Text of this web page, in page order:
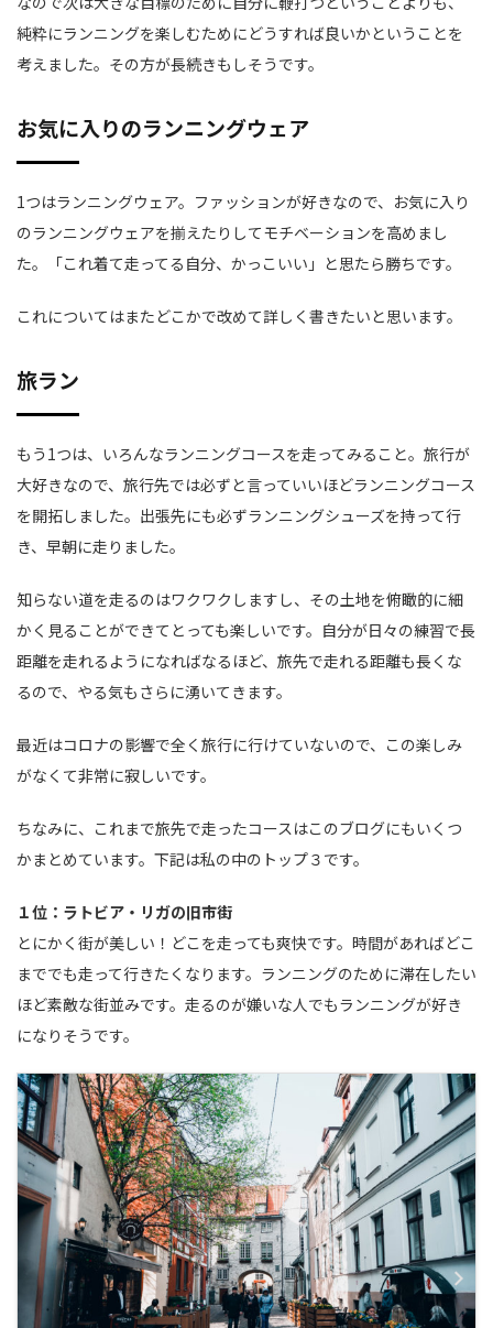
純粋にランニングを楽しむためにどうすれば良いかということを
考えました。その方が長続きもしそうです。
お気に入りのランニングウェア
1つはランニングウェア。ファッションが好きなので、お気に入り
のランニングウェアを揃えたりしてモチベーションを高めまし
た。「これ着て走ってる自分、かっこいい」と思たら勝ちです。
これについてはまたどこかで改めて詳しく書きたいと思います。
旅ラン
もう1つは、いろんなランニングコースを走ってみること。旅行が
大好きなので、旅行先では必ずと言っていいほどランニングコース
を開拓しました。出張先にも必ずランニングシューズを持って行
き、早朝に走りました。
知らない道を走るのはワクワクしますし、その土地を俯瞰的に細
かく見ることができてとっても楽しいです。自分が日々の練習で長
距離を走れるようになればなるほど、旅先で走れる距離も長くな
るので、やる気もさらに湧いてきます。
最近はコロナの影響で全く旅行に行けていないので、この楽しみ
がなくて非常に寂しいです。
ちなみに、これまで旅先で走ったコースはこのブログにもいくつ
かまとめています。下記は私の中のトップ３です。
１位：ラトビア・リガの旧市街
とにかく街が美しい！どこを走っても爽快です。時間があればどこ
まででも走って行きたくなります。ランニングのために滞在したい
ほど素敵な街並みです。走るのが嫌いな人でもランニングが好き
になりそうです。